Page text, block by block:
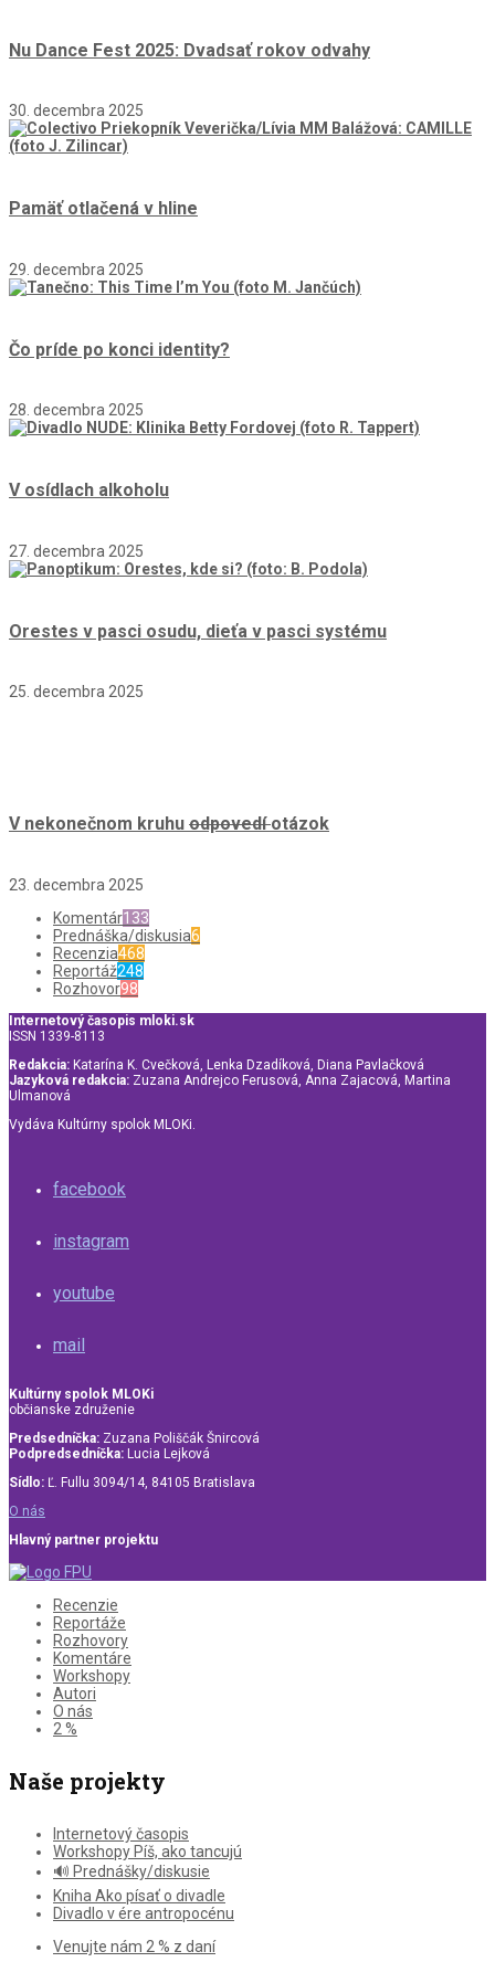
Nu Dance Fest 2025: Dvadsať rokov odvahy
30. decembra 2025
Pamäť otlačená v hline
29. decembra 2025
Čo príde po konci identity?
28. decembra 2025
V osídlach alkoholu
27. decembra 2025
Orestes v pasci osudu, dieťa v pasci systému
25. decembra 2025
V nekonečnom kruhu odpovedíotázok
23. decembra 2025
Komentár133
Prednáška/diskusia6
Recenzia468
Reportáž248
Rozhovor98
Internetový časopis mloki.sk
ISSN 1339-8113
Redakcia: Katarína K. Cvečková, Lenka Dzadíková, Diana Pavlačková
Jazyková redakcia: Zuzana Andrejco Ferusová, Anna Zajacová, Martina
Ulmanová
Vydáva Kultúrny spolok MLOKi.
facebook
instagram
youtube
mail
Kultúrny spolok MLOKi
občianske združenie
Predsedníčka: Zuzana Poliščák Šnircová
Podpredsedníčka: Lucia Lejková
Sídlo: Ľ. Fullu 3094/14, 84105 Bratislava
O nás
Hlavný partner projektu
Recenzie
Reportáže
Rozhovory
Komentáre
Workshopy
Autori
O nás
2 %
Naše projekty
Internetový časopis
Workshopy Píš, ako tancujú
🔊 Prednášky/diskusie
Kniha Ako písať o divadle
Divadlo v ére antropocénu
Venujte nám 2 % z daní